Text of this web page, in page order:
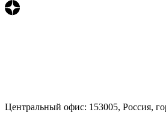
Центральный офис: 153005, Россия,